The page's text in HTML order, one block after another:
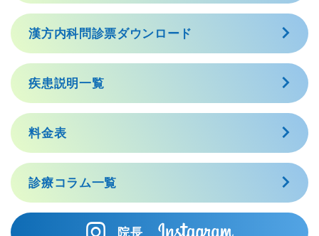
漢方内科問診票ダウンロード
疾患説明一覧
料金表
診療コラム一覧
院長